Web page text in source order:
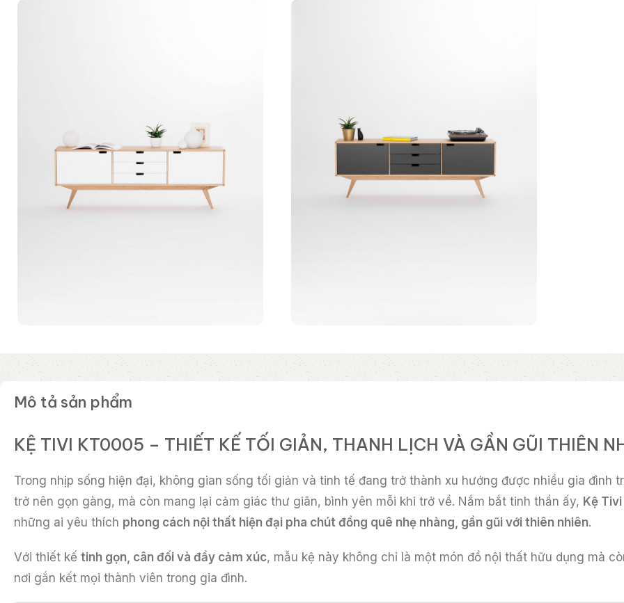
Mô tả sản phẩm
KỆ TIVI KT0005 – THIẾT KẾ TỐI GIẢN, THANH LỊCH VÀ GẦN GŨI THIÊN
Trong nhịp sống hiện đại, không gian sống tối giản và tinh tế đang trở thành xu hướng được nhiều gia đình
trở nên gọn gàng, mà còn mang lại cảm giác thư giãn, bình yên mỗi khi trở về. Nắm bắt tinh thần ấy, Kệ
những ai yêu thích phong cách nội thất hiện đại pha chút đồng quê nhẹ nhàng, gần gũi với thiên nhiên.
Với thiết kế tinh gọn, cân đối và đầy cảm xúc, mẫu kệ này không chỉ là một món đồ nội thất hữu dụng mà
nơi gắn kết mọi thành viên trong gia đình.